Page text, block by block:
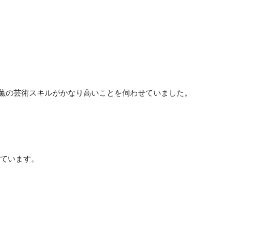
芸術スキルがかなり高いことを伺わせていました。
います。